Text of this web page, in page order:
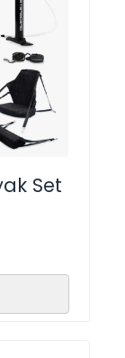
Set